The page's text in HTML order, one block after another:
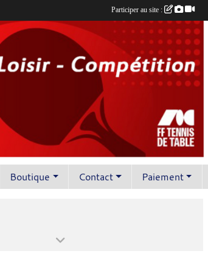
Boutique Contact Paiement
Participer au site :